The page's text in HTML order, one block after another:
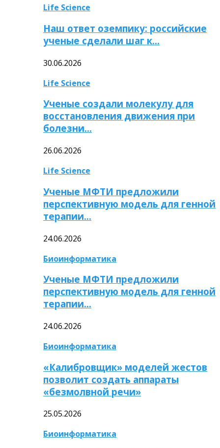
Life Science
Наш ответ оземпику: российские
ученые сделали шаг к…
30.06.2026
Life Science
Ученые создали молекулу для
восстановления движения при
болезни…
26.06.2026
Life Science
Ученые МФТИ предложили
перспективную модель для генной
терапии…
24.06.2026
Биоинформатика
Ученые МФТИ предложили
перспективную модель для генной
терапии…
24.06.2026
Биоинформатика
«Калибровщик» моделей жестов
позволит создать аппараты
«безмолвной речи»
25.05.2026
Биоинформатика